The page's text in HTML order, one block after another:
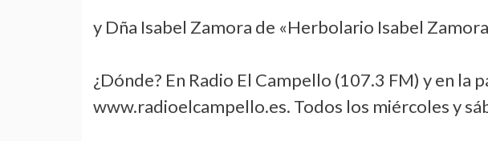
y Dña Isabel Zamora de «Herbolario Isabel
¿Dónde? En Radio El Campello (107.3 FM) y en la
www.radioelcampello.es. Todos los miércoles y